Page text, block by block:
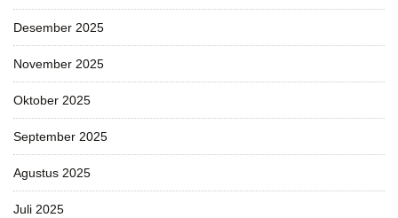
Desember 2025
November 2025
Oktober 2025
September 2025
Agustus 2025
Juli 2025